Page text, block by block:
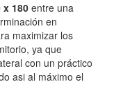
x 180 entre una
en
maximizar los
ya que
con un práctico
asi al máximo el